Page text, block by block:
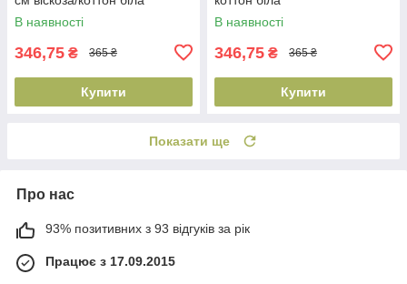
В наявності
346,75 ₴ 365 ₴
Купити
В наявності
346,75 ₴ 365 ₴
Купити
Показати ще
Про нас
93% позитивних з 93 відгуків за рік
Працює з 17.09.2015